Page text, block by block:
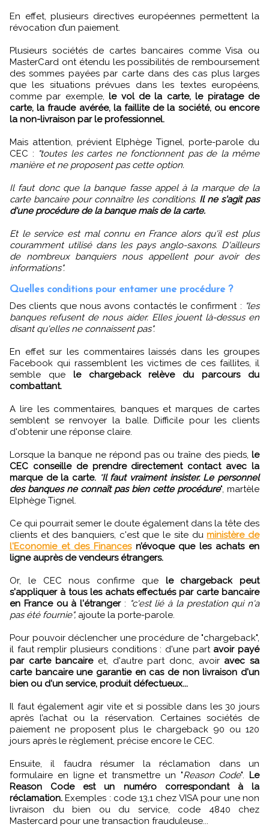
En effet, plusieurs directives européennes permettent la
révocation d’un paiement.
Plusieurs sociétés de cartes bancaires comme Visa ou
MasterCard ont étendu les possibilités de remboursement
des sommes payées par carte dans des cas plus larges
que les situations prévues dans les textes européens,
comme par exemple,le vol de la carte, le piratage de
carte, la fraude avérée, la faillite de la société, ou encore
la non-livraison par le professionnel.
Mais attention, prévient Elphège Tignel, porte-parole du
CEC : "toutes les cartes ne fonctionnent pas de la même
manière et ne proposent pas cette option.
Il faut donc que la banque fasse appel à la marque de la
carte bancaire pour connaître les conditions. Il ne s'agit pas
d'une procédure de la banque mais de la carte.
Et le service est mal connu en France alors qu'il est plus
couramment utilisé dans les pays anglo-saxons. D'ailleurs
de nombreux banquiers nous appellent pour avoir des
informations".
Quelles conditions pour entamer une procédure ?
Des clients que nous avons contactés le confirment : "les
banques refusent de nous aider. Elles jouent là-dessus en
disant qu'elles ne connaissent pas".
En effet sur les commentaires laissés dans les groupes
Facebook qui rassemblent les victimes de ces faillites, il
semble que le chargeback relève du parcours du
combattant.
A lire les commentaires, banques et marques de cartes
semblent se renvoyer la balle. Difficile pour les clients
d'obtenir une réponse claire.
Lorsque la banque ne répond pas ou traîne des pieds, le
CEC conseille de prendre directement contact avec la
marque de la carte. "Il faut vraiment insister. Le personnel
des banques ne connaît pas bien cette procédure", martèle
Elphège Tignel.
Ce qui pourrait semer le doute également dans la tête des
clients et des banquiers, c'est que le site duministère de
l'Economie et des Finances n’évoque que les achats en
ligne auprès de vendeurs étrangers.
Or, le CEC nous confirme que le chargeback peut
s'appliquer à tous les achats effectués par carte bancaire
en France ou à l'étranger : "c'est lié à la prestation qui n'a
pas été fournie", ajoute la porte-parole.
Pour pouvoir déclencher une procédure de "chargeback",
il faut remplir plusieurs conditions : d'une part avoir payé
par carte bancaireet, d'autre part donc, avoir avec sa
carte bancaire une garantie en cas de non livraison d'un
bien ou d'un service, produit défectueux...
Il faut également agir vite et si possible dans les 30 jours
après l’achat ou la réservation. Certaines sociétés de
paiement ne proposent plus le chargeback 90 ou 120
jours après le règlement, précise encore le CEC.
Ensuite, il faudra résumer la réclamation dans un
formulaire en ligne et transmettre un "Reason Code". Le
Reason Code est un numéro correspondant à la
réclamation. Exemples : code 13,1 chez VISA pour une non
livraison du bien ou du service, code 4840 chez
Mastercard pour une transaction frauduleuse...